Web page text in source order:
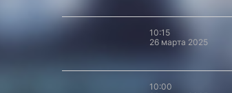
10:15
26 марта 2025
10:00